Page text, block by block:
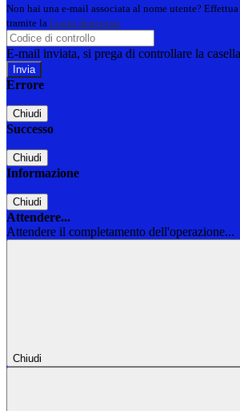
Non hai una e-mail associata al nome utente?
tramite la Login Spaggiari
E-mail inviata, si prega di controllare la
Errore
Chiudi
Successo
Chiudi
Informazione
Chiudi
Attendere...
Attendere il completamento dell'operazione...
Chiudi